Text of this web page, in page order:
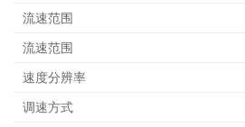
流速范围
流速范围
速度分辨率
调速方式